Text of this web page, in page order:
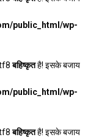
public_html/wp-
बहिष्कृतहै! इसके बजाय
public_html/wp-
बहिष्कृतहै! इसके बजाय